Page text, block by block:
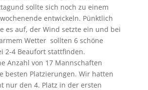
und sollte sich noch zu einem
entwickeln. Pünktlich
es auf, der Wind setzte ein und bei
Wetter sollten 6 schöne
2-4 Beaufort stattfinden.
Anzahl von 17 Mannschaften
besten Platzierungen. Wir hatten
nur den 4. Platz in der ersten